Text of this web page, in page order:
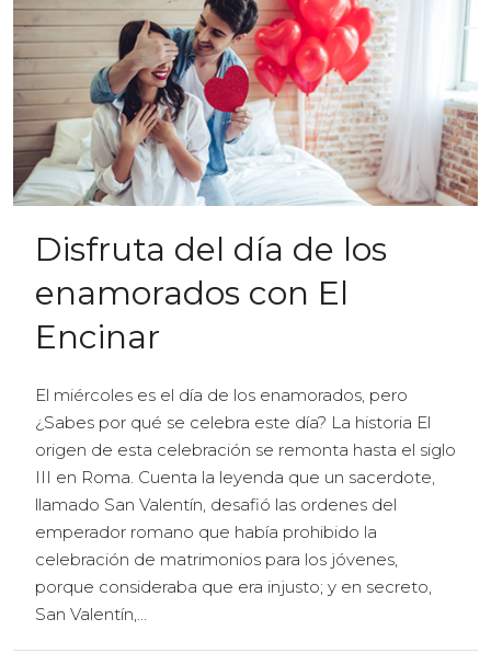
Disfruta del día de los
enamorados con El
Encinar
El miércoles es el día de los enamorados, pero
¿Sabes por qué se celebra este día? La historia El
origen de esta celebración se remonta hasta el siglo
III en Roma. Cuenta la leyenda que un sacerdote,
llamado San Valentín, desafió las ordenes del
emperador romano que había prohibido la
celebración de matrimonios para los jóvenes,
porque consideraba que era injusto; y en secreto,
San Valentín,...